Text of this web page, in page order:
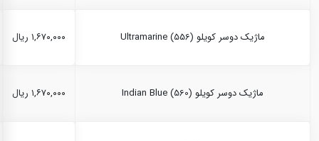
ماژیک دوسر کویلو Ultramarine (556) ۱,۶۷۰,۰۰۰ ریال
ماژیک دوسر کویلو Indian Blue (560) ۱,۶۷۰,۰۰۰ ریال